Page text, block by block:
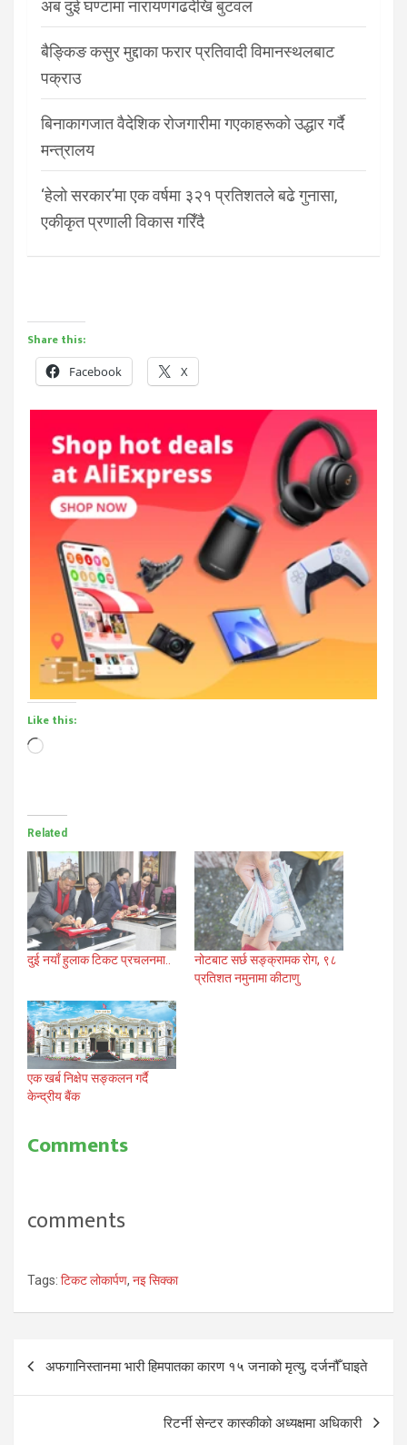
अब दुई घण्टामा नारायणगढदेखि बुटवल
बैङ्किङ कसुर मुद्दाका फरार प्रतिवादी विमानस्थलबाट
पक्राउ
बिनाकागजात वैदेशिक रोजगारीमा गएकाहरूको उद्धार गर्दै
मन्त्रालय
‘हेलो सरकार’मा एक वर्षमा ३२१ प्रतिशतले बढे गुनासा,
एकीकृत प्रणाली विकास गरिँदै
Share this:
Facebook X
Like this:
Loading…
Related
दुई नयाँ हुलाक टिकट प्रचलनमा..
नोटबाट सर्छ सङ्क्रामक रोग, ९८
प्रतिशत नमुनामा कीटाणु
एक खर्ब निक्षेप सङ्कलन गर्दै
केन्द्रीय बैंक
Comments
comments
Tags: टिकट लोकार्पण, नइ सिक्का
Post
navigation
अफगानिस्तानमा भारी हिमपातका कारण १५ जनाको मृत्यु, दर्जनौँ घाइते
रिटर्नी सेन्टर कास्कीको अध्यक्षमा अधिकारी